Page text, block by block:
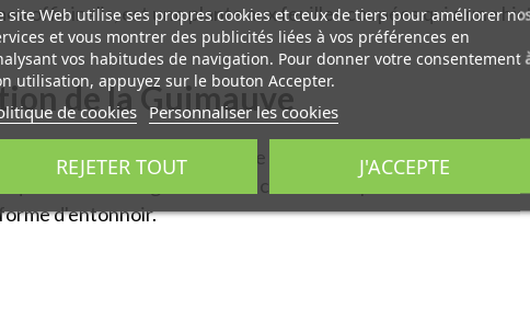
officinalis, est une plante aux feuilles coupées qui a une
de la Guimauve
une plante herbacée vivace appartenant à la famille des
du Nord. La guimauve se caractérise par ses feuilles
d'entonnoir.
site Web utilise ses propres cookies et ceux de tiers pour améliorer
et vous montrer des publicités liées à vos préférences en
vos habitudes de navigation. Pour donner votre consentement
utilisation, appuyez sur le bouton Accepter.
de cookies Personnaliser les cookies
REJETER TOUT J'ACCEPTE